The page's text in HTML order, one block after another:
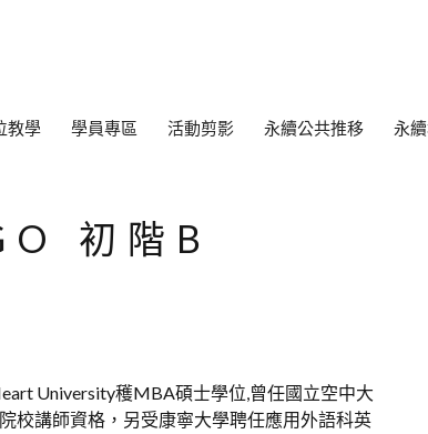
教學 學員專區 活動剪影 永續公共推移 永
初階B
University穫MBA碩士學位,曾任國立空中大
校講師資格，另受康寧大學聘任應用外語科英